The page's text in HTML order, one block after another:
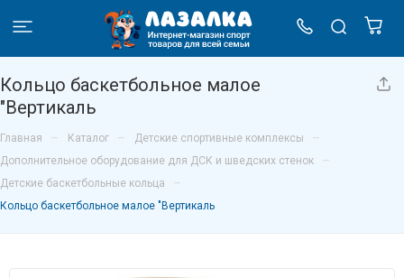
Кольцо баскетбольное малое
"Вертикаль
Главная – Каталог – Детские спортивные комплексы –
Дополнительное оборудование для ДСК и шведских стенок –
Детские баскетбольные кольца –
Кольцо баскетбольное малое "Вертикаль